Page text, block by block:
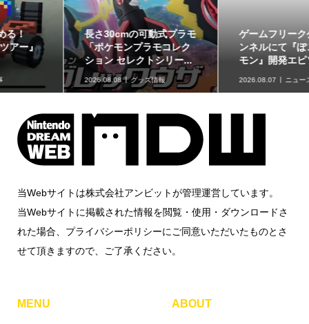
ゲームフリーク公式チャ
ンネルにて『ぽこ あ ポケ
モン』開発エピソード...
ニュース
最初のパートナーポケモ
ンなど30種！「ポケット
モンスター30周年 ミニ...
2026.08.07 グッズ情報
当Webサイトは株式会社アンビットが管理運営しています。
当Webサイトに掲載された情報を閲覧・使用・ダウンロードさ
れた場合、プライバシーポリシーにご同意いただいたものとさ
せて頂きますので、ご了承ください。
MENU ABOUT